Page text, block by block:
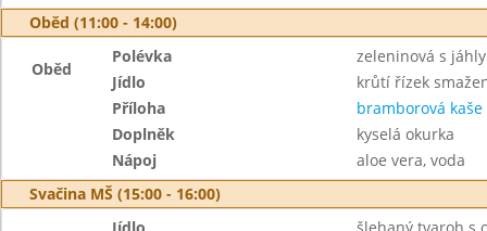
Oběd (11:00 - 14:00)
Oběd
Polévka
zeleninová s jáhly
Jídlo
krůtí řízek
Příloha
bramborová kaše
Doplněk
kyselá okurka
Nápoj
aloe vera, voda
Svačina MŠ (15:00 - 16:00)